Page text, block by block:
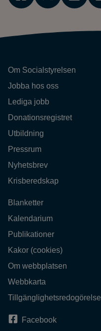
Om Socialstyrelsen
Jobba hos oss
Lediga jobb
Donationsregistret
Utbildning
Pressrum
Nyhetsbrev
Krisberedskap
Blanketter
Kalendarium
Publikationer
Kakor (cookies)
Om webbplatsen
Webbkarta
Tillgänglighetsredogörelse
Facebook